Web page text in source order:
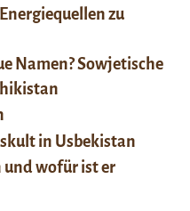
zu
Namen? Sowjetische
in Usbekistan
und wofür ist er